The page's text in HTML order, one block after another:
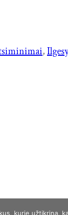
,
kurie užtikrina,